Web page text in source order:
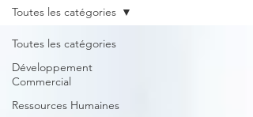
Toutes les catégories
Développement
Commercial
Ressources Humaines
Toutes les catégories